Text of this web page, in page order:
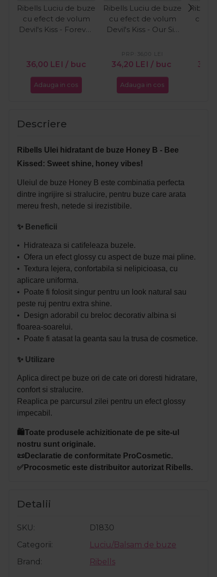
Ribells Luciu de buze
cu efect de volum
Devil's Kiss - Forever
36,00 LEI / buc
Adauga in cos
Ribells Luciu de buze
cu efect de volum
Devil's Kiss - Our Sin
34,20 LEI / buc
PRP: 36,00 LEI
Adauga in cos
Ribells
cu
Descriere
Ribells Ulei hidratant de buze Honey B - Bee
Kissed: Sweet shine, honey vibes!
Uleiul de buze Honey B este combinatia perfecta
dintre ingrijire si stralucire, pentru buze care arata
mereu fresh, netede si irezistibile.
✨ Beneficii
• Hidrateaza si catifeleaza buzele.
• Ofera un efect glossy cu aspect de buze mai pline.
• Textura lejera, confortabila si nelipicioasa, cu
aplicare uniforma.
• Poate fi folosit singur pentru un look natural sau
peste ruj pentru extra shine.
• Design adorabil cu breloc decorativ albina si
floarea-soarelui.
• Poate fi atasat la geanta sau la trusa de cosmetice.
✨ Utilizare
Aplica direct pe buze ori de cate ori doresti hidratare,
confort si stralucire.
Reaplica pe parcursul zilei pentru un efect glossy
impecabil.
🛍️Toate produsele achizitionate de pe site-ul
nostru sunt originale.
📜Declaratie de conformitate ProCosmetic.
✅Procosmetic este distribuitor autorizat Ribells.
Detalii
SKU
D1830
Categorii
Luciu/Balsam de buze
Brand
Ribells